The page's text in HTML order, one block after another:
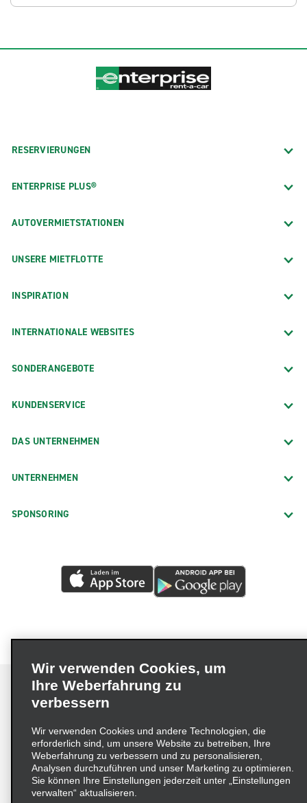
RESERVIERUNGEN
ENTERPRISE PLUS®
AUTOVERMIETSTATIONEN
UNSERE MIETFLOTTE
INSPIRATION
INTERNATIONALE WEBSITES
SONDERANGEBOTE
KUNDENSERVICE
DAS UNTERNEHMEN
UNTERNEHMEN
SPONSORING
Impressum Nutzungsbedingungen
Datenschutzrichtlinie
Cookie-Richtlinie
Datenschutzoptionen
Lieferkettensorgfaltspflichtengesetz (LkSG) Grundsatzerklärung
Beschwerdeverfahren nach dem
Wir verwenden Cookies, um
Ihre Weberfahrung zu
verbessern
Wir verwenden Cookies und andere Technologien, die
erforderlich sind, um unsere Website zu betreiben, Ihre
Weberfahrung zu verbessern und zu personalisieren,
Analysen durchzuführen und unser Marketing zu optimieren.
Sie können Ihre Einstellungen jederzeit unter „Einstellungen
verwalten“ aktualisieren.